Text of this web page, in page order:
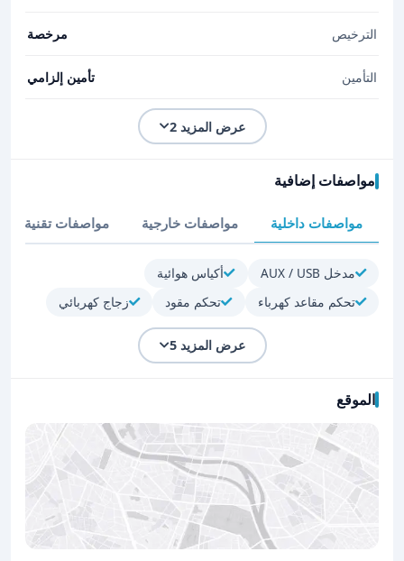
الترخيص مرخصة
التأمين تأمين إلزامي
عرض المزيد 2
مواصفات إضافية
مواصفات داخلية مواصفات خارجية مواصفات تقنية
مدخل AUX / USB
أكياس هوائية
تحكم مقاعد كهرباء
تحكم مقود زجاج كهربائي
عرض المزيد 5
الموقع